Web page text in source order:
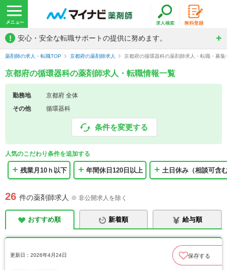
! 安心・安全な転職サポートの提供に努めます。
薬剤師の求人・転職TOP 京都府の薬剤師求人 京都府の循環器科の薬剤師求人・転職・募集
京都府の循環器科の薬剤師求人・転職情報一覧
勤務地
京都府 全体
その他
循環器科
条件を変更する
人気のこだわり条件を追加する
残業月10ｈ以下 年間休日120日以上 土日休み（相談可含
26 件の薬剤師求人 ※ 非公開求人を除く
おすすめ順 新着順 給与順
更新日：2026年4月24日 保存する